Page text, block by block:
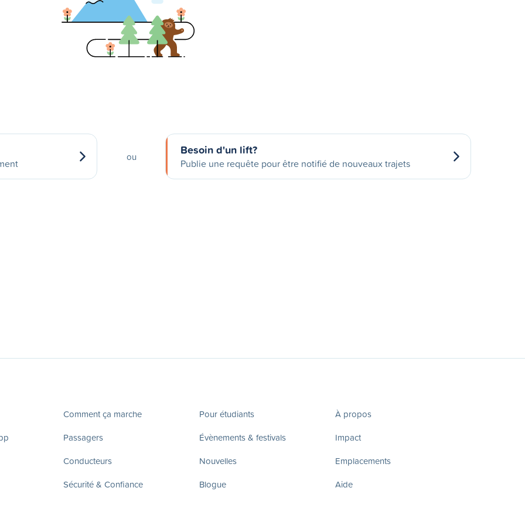
ou Besoin d'un lift?
Publie une requête pour être notifié de nouveaux trajets
Comment ça marche
Passagers
Conducteurs
Sécurité & Confiance
Pour étudiants
Évènements & festivals
Nouvelles
Blogue
À propos
Impact
Emplacements
Aide